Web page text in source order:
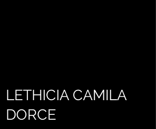
LETHICIA CAMILA
DORCE